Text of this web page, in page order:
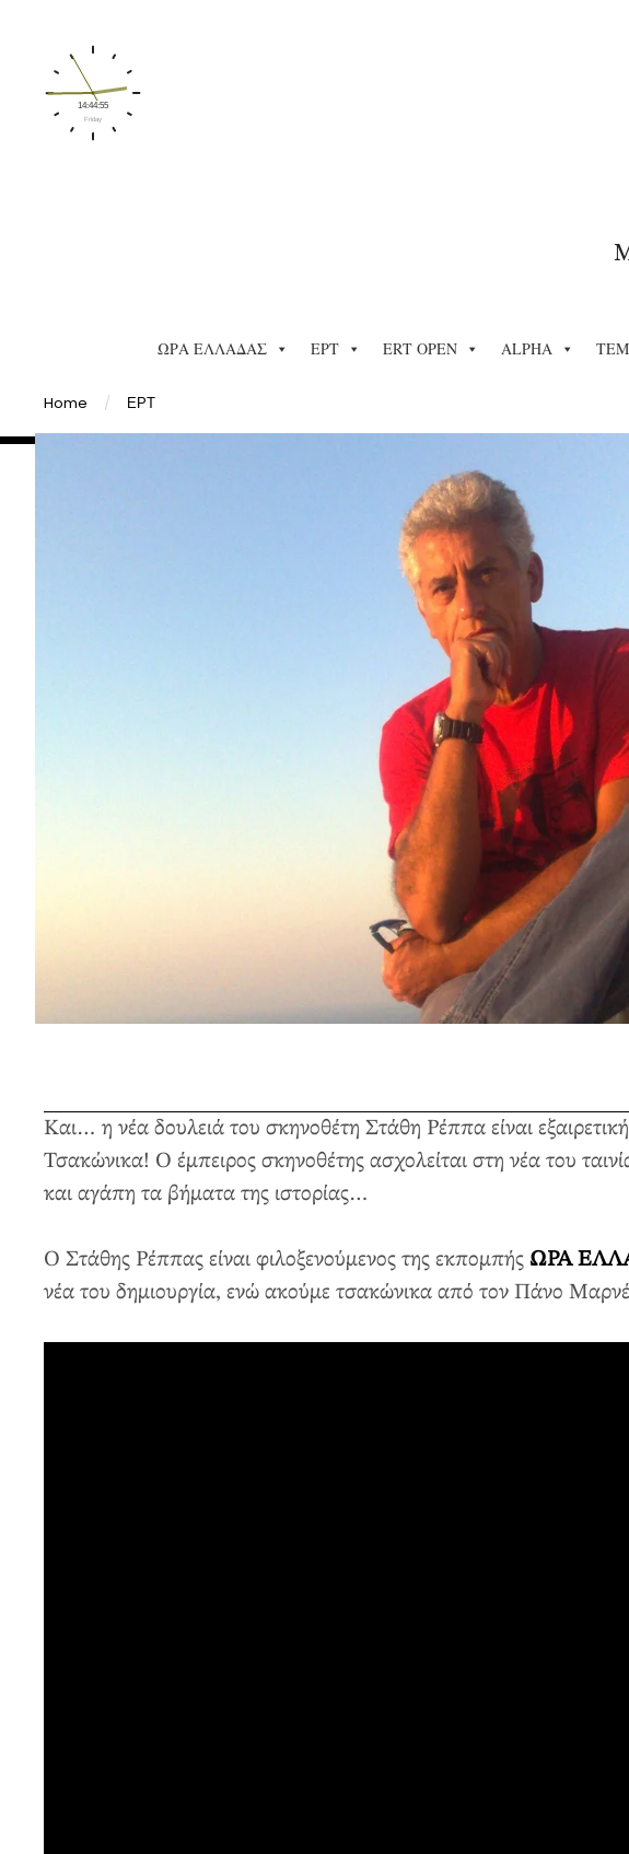
ΩΡΑ ΕΛΛΑΔΑΣ ΕΡΤ ERT OPEN ALPHA
Home / ΕΡΤ
Και… η νέα δουλειά του σκηνοθέτη Στάθη Ρέππα είναι
Τσακώνικα! Ο έμπειρος σκηνοθέτης ασχολείται στη νέα του
και αγάπη τα βήματα της ιστορίας…
Ο Στάθης Ρέππας είναι φιλοξενούμενος της εκπομπής ΩΡΑ
νέα του δημιουργία, ενώ ακούμε τσακώνικα από τον Πάνο